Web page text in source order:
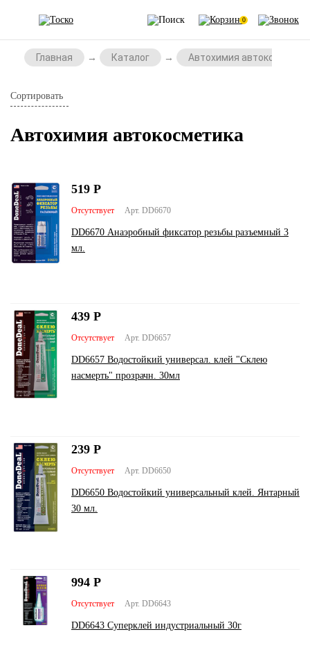
0
Главная Каталог Автохимия
Сортировать
Автохимия автокосметика
Арт. DD6670
Отсутствует
DD6670 Анаэробный фиксатор резьбы разъемный 3
мл.
519 Р
Арт. DD6657
Отсутствует
DD6657 Водостойкий универсал. клей "Склею
насмерть" прозрачн. 30мл
439 Р
Арт. DD6650
Отсутствует
DD6650 Водостойкий универсальный клей. Янтарный
30 мл.
239 Р
Арт. DD6643
Отсутствует
DD6643 Суперклей индустриальный 30г
994 Р